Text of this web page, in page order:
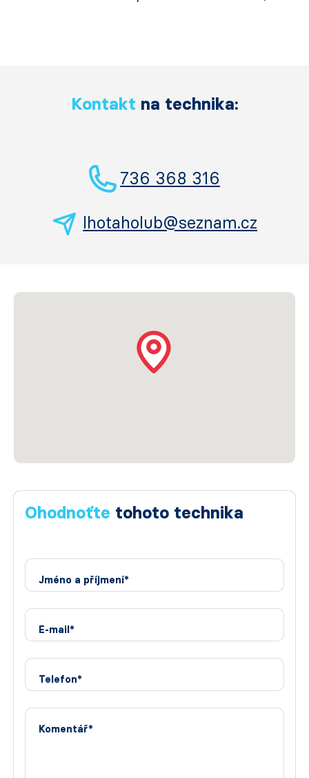
Kontakt na technika:
736 368 316
lhotaholub@seznam.cz
Ohodnoťte tohoto technika
Jméno a příjmení*
E-mail*
Telefon*
Komentář*